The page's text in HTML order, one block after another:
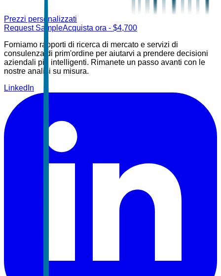
Prezzi personalizzati
Request SampleAcquista ora - $4,700
Forniamo rapporti di ricerca di mercato e servizi di
consulenza di prim'ordine per aiutarvi a prendere decisioni
aziendali più intelligenti. Rimanete un passo avanti con le
nostre analisi su misura.
LinkedIn